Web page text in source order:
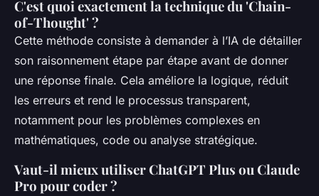
C'est quoi exactement la technique du 'Chain-
of-Thought' ?
Cette méthode consiste à demander à l’IA de détailler
son raisonnement étape par étape avant de donner
une réponse finale. Cela améliore la logique, réduit
les erreurs et rend le processus transparent,
notamment pour les problèmes complexes en
mathématiques, code ou analyse stratégique.
Vaut-il mieux utiliser ChatGPT Plus ou Claude
Pro pour coder ?